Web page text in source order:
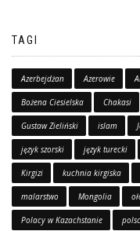
TAGI
Azerbejdżan Azerowie
Bożena Ciesielska Chakasi
Gustaw Zieliński islam
język szorski język turecki
Kirgizi kuchnia kirgiska
malarstwo Mongolia
Polacy w Kazachstanie